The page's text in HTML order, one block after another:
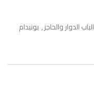
الباب الدوار والحاجز, بونيدام